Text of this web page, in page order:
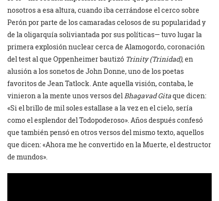
nosotros a esa altura, cuando iba cerrándose el cerco sobre
Perón por parte de los camaradas celosos de su popularidad y
de la oligarquía soliviantada por sus políticas— tuvo lugar la
primera explosión nuclear cerca de Alamogordo, coronación
del test al que Oppenheimer bautizó Trinity (Trinidad),en
alusión a los sonetos de John Donne, uno de los poetas
favoritos de Jean Tatlock. Ante aquella visión, contaba, le
vinieron a la mente unos versos del Bhagavad Gitaque dicen:
«Si el brillo de mil soles estallase a la vez en el cielo, sería
como el esplendor del Todopoderoso». Años después confesó
que también pensó en otros versos del mismo texto, aquellos
que dicen: «Ahora me he convertido en la Muerte, el destructor
de mundos».